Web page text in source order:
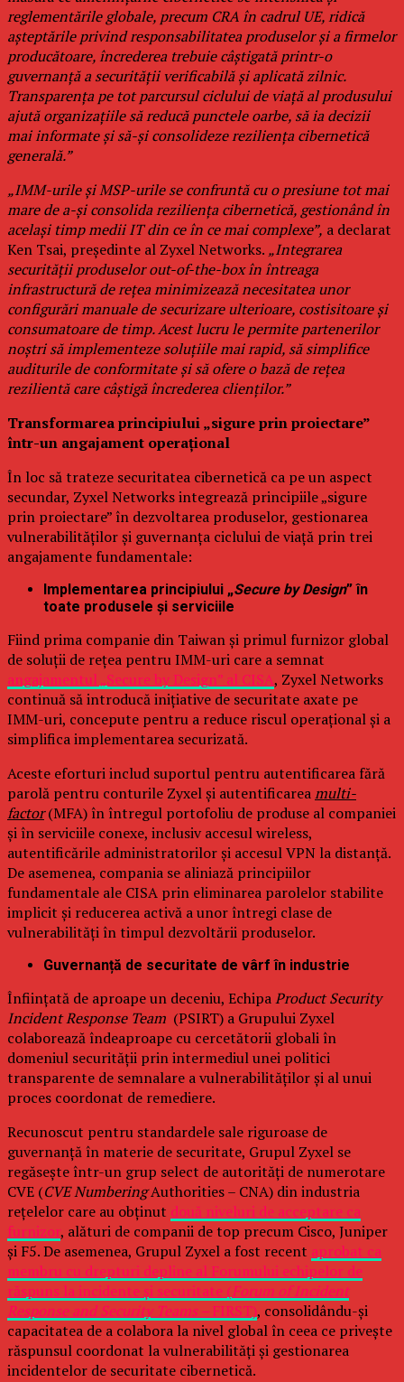
reglementările globale, precum CRA în cadrul UE, ridică
așteptările privind responsabilitatea produselor și a firmelor
producătoare, încrederea trebuie câștigată printr-o
guvernanță a securității verificabilă și aplicată zilnic.
Transparența pe tot parcursul ciclului de viață al produsului
ajută organizațiile să reducă punctele oarbe, să ia decizii
mai informate și să-și consolideze reziliența cibernetică
generală.”
„IMM-urile și MSP-urile se confruntă cu o presiune tot mai
mare de a-și consolida reziliența cibernetică, gestionând în
același timp medii IT din ce în ce mai complexe”, a declarat
Ken Tsai, președinte al Zyxel Networks. „Integrarea
securității produselor out-of-the-box în întreaga
infrastructură de rețea minimizează necesitatea unor
configurări manuale de securizare ulterioare, costisitoare și
consumatoare de timp. Acest lucru le permite partenerilor
noștri să implementeze soluțiile mai rapid, să simplifice
auditurile de conformitate și să ofere o bază de rețea
rezilientă care câștigă încrederea clienților.”
Transformarea principiului „sigure prin proiectare”
într-un angajament operațional
În loc să trateze securitatea cibernetică ca pe un aspect
secundar, Zyxel Networks integrează principiile „sigure
prin proiectare” în dezvoltarea produselor, gestionarea
vulnerabilităților și guvernanța ciclului de viață prin trei
angajamente fundamentale:
Implementarea principiului „Secure by Design” în
toate produsele și serviciile
Fiind prima companie din Taiwan și primul furnizor global
de soluții de rețea pentru IMM-uri care a semnat
angajamentul „Secure by Design” al CISA, Zyxel Networks
continuă să introducă inițiative de securitate axate pe
IMM-uri, concepute pentru a reduce riscul operațional și a
simplifica implementarea securizată.
Aceste eforturi includ suportul pentru autentificarea fără
parolă pentru conturile Zyxel și autentificareamulti-
factor(MFA) în întregul portofoliu de produse al companiei
și în serviciile conexe, inclusiv accesul wireless,
autentificările administratorilor și accesul VPN la distanță.
De asemenea, compania se aliniază principiilor
fundamentale ale CISA prin eliminarea parolelor stabilite
implicit și reducerea activă a unor întregi clase de
vulnerabilități în timpul dezvoltării produselor.
Guvernanță de securitate de vârf în industrie
Înființată de aproape un deceniu, EchipaProduct Security
Incident Response Team (PSIRT) a Grupului Zyxel
colaborează îndeaproape cu cercetătorii globali în
domeniul securității prin intermediul unei politici
transparente de semnalare a vulnerabilităților și al unui
proces coordonat de remediere.
Recunoscut pentru standardele sale riguroase de
guvernanță în materie de securitate, Grupul Zyxel se
regăsește într-un grup select de autorități de numerotare
CVE (CVE NumberingAuthorities – CNA) din industria
rețelelor care au obținut două niveluri de acceptare ca
furnizor, alături de companii de top precum Cisco, Juniper
și F5. De asemenea, Grupul Zyxel a fost recent aprobat ca
membru cu drepturi depline al Forumului echipelor de
răspuns la incidente și securitate (Forum of Incident
Response and Security Teams –FIRST), consolidându-și
capacitatea de a colabora la nivel global în ceea ce privește
răspunsul coordonat la vulnerabilități și gestionarea
incidentelor de securitate cibernetică.